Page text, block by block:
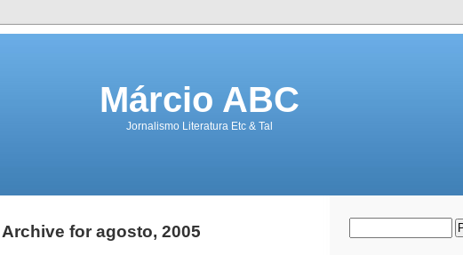
Márcio ABC
Jornalismo Literatura Etc & Tal
Archive for agosto, 2005